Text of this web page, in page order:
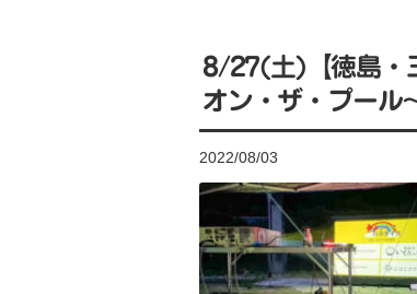
8/27(土)【徳島・
オン・ザ・プール
2022/08/03